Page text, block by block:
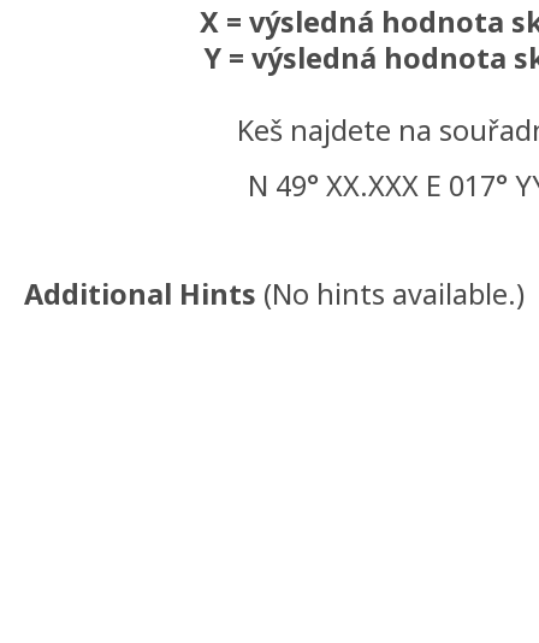
X = výsledná hodnota
Y = výsledná hodnota
Keš najdete na
N 49° XX.XXX E 017°
Additional Hints (No hints available.)